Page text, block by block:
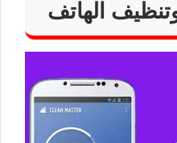
الهاتف